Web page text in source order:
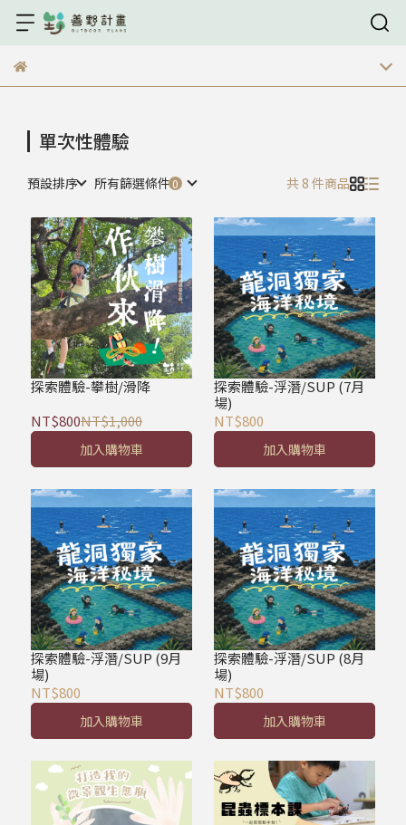
單次性體驗
預設排序 所有篩選條件 共 8 件商品
探索體驗-攀樹/滑降
NT$800NT$1,000
加入購物車
探索體驗-浮潛/SUP (7月
場)
NT$800
加入購物車
探索體驗-浮潛/SUP (9月
場)
NT$800
加入購物車
探索體驗-浮潛/SUP (8月
場)
NT$800
加入購物車